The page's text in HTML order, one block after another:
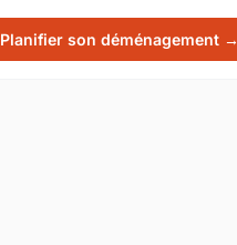
Planifier son déménagement →